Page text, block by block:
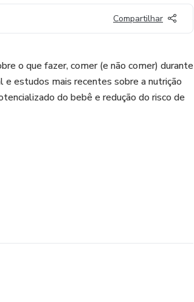
Compartilhar
o que fazer, comer (e não comer) durante
e estudos mais recentes sobre a nutrição
do bebê e redução do risco de